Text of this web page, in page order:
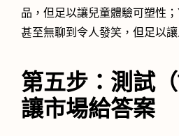
品，但足以讓兒童體驗可塑性
甚至無聊到令人發笑，但足以
第五步：測試（
讓市場給答案